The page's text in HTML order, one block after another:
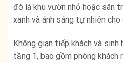
đó là khu vườn nhỏ hoặc sân
xanh và ánh sáng tự nhiên
Không gian tiếp khách và
tầng 1, bao gồm phòng khách